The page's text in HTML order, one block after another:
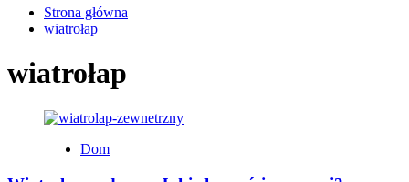
Strona główna
wiatrołap
wiatrołap
Dom